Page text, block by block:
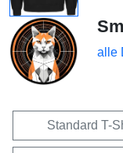
alle
Standard T-